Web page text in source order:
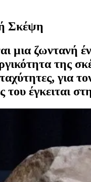
Σκέψη
μια ζωντανή
της
για
του έγκειται